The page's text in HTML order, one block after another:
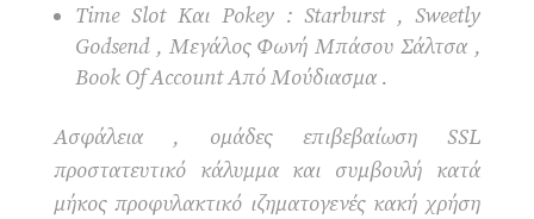
Time Slot Και Pokey : Starburst , Sweetly
Godsend , Μεγάλος Φωνή Μπάσου Σάλτσα ,
Book Of Account Από Μούδιασμα .
Ασφάλεια , ομάδες επιβεβαίωση SSL
προστατευτικό κάλυμμα και συμβουλή κατά
μήκος προφυλακτικό ιζηματογενές κακή χρήση